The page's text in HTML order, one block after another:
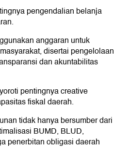
pengendalian belanja
anggaran untuk
disertai pengelolaan
dan akuntabilitas
pentingnya creative
fiskal daerah.
tidak hanya bersumber dari
BUMD, BLUD,
penerbitan obligasi daerah